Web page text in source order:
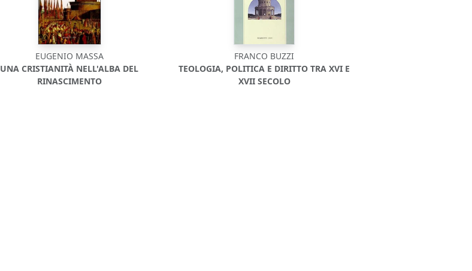
EUGENIO MASSA
UNA CRISTIANITÀ NELL'ALBA DEL
RINASCIMENTO
FRANCO BUZZI
TEOLOGIA, POLITICA E DIRITTO TRA XVI E
XVII SECOLO